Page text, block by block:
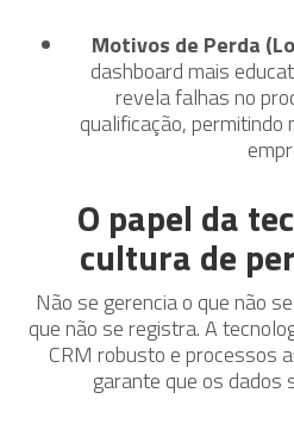
Motivos de Perda
dashboard mais
revela falhas no
qualificação,
O papel da
cultura de
Não se gerencia o que não
que não se registra. A
CRM robusto e processos
garante que os dados